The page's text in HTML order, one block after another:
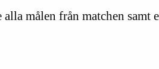
målen från matchen